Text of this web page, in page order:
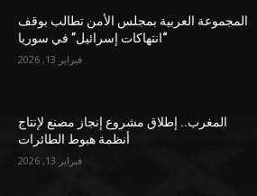
المجموعة العربية بمجلس الأمن تطالب بوقف
“انتهاكات إسرائيل” في سوريا
فبراير 13, 2026
المغرب.. إطلاق مشروع إنجاز مصنع لإنتاج
أنظمة هبوط الطائرات
فبراير 13, 2026